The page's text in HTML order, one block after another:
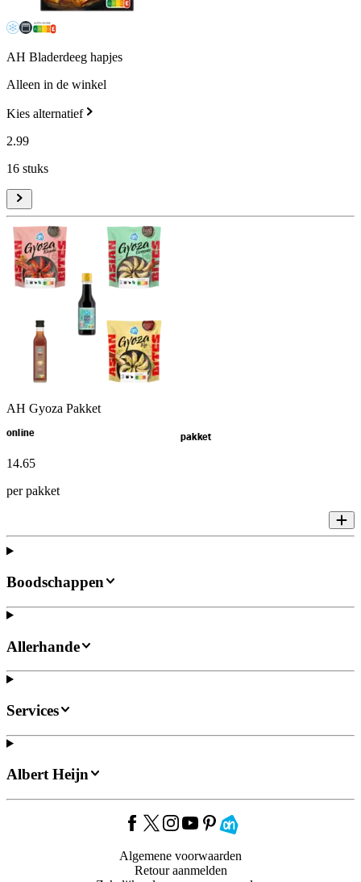
AH Bladerdeeg hapjes
Alleen in de winkel
Kies alternatief
2.99
16 stuks
AH Gyoza Pakket
online pakket
14.65
per pakket
Boodschappen
Allerhande
Services
Albert Heijn
Algemene voorwaarden
Retour aanmelden